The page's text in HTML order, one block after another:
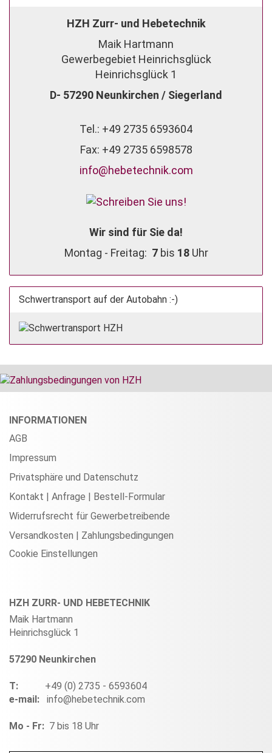
HZH Zurr- und Hebetechnik
Maik Hartmann
Gewerbegebiet Heinrichsglück
Heinrichsglück 1
D- 57290 Neunkirchen / Siegerland
Tel.: +49 2735 6593604
Fax: +49 2735 6598578
info@hebetechnik.com
Wir sind für Sie da!
Montag - Freitag: 7bis 18Uhr
Schwertransport auf der Autobahn :-)
INFORMATIONEN
AGB
Impressum
Privatsphäre und Datenschutz
Kontakt | Anfrage | Bestell-Formular
Widerrufsrecht für Gewerbetreibende
Versandkosten | Zahlungsbedingungen
Cookie Einstellungen
HZH ZURR- UND HEBETECHNIK
Maik Hartmann
Heinrichsglück 1
57290 Neunkirchen
T: +49 (0) 2735 - 6593604
e-mail: info@hebetechnik.com
Mo - Fr: 7 bis 18 Uhr